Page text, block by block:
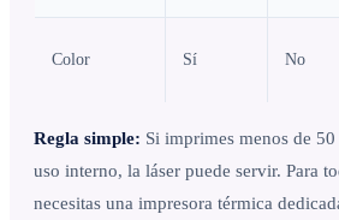
Color Sí No
Regla simple: Si imprimes menos de
uso interno, la láser puede servir. Para
necesitas una impresora térmica